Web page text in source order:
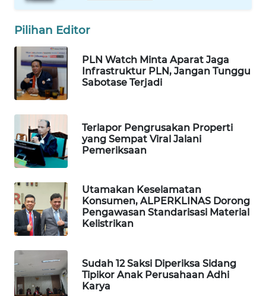
Pilihan Editor
PLN Watch Minta Aparat Jaga
Infrastruktur PLN, Jangan Tunggu
Sabotase Terjadi
Terlapor Pengrusakan Properti
yang Sempat Viral Jalani
Pemeriksaan
Utamakan Keselamatan
Konsumen, ALPERKLINAS Dorong
Pengawasan Standarisasi Material
Kelistrikan
Sudah 12 Saksi Diperiksa Sidang
Tipikor Anak Perusahaan Adhi
Karya
TAPANULI
SELATAN
WN
TANJUNG
LESUNG
WN
KARO
SIMALUNGUN
WN
LABUHANBATU
WN
TAPANULI
TENGAH